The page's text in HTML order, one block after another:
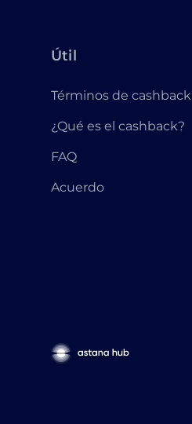
Útil
Términos de cashback
¿Qué es el cashback?
FAQ
Acuerdo